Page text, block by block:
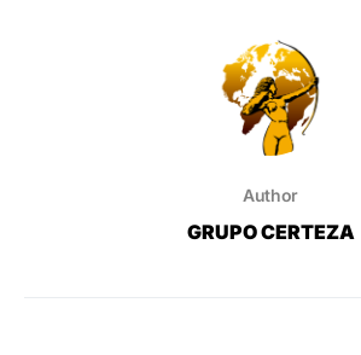
Author
GRUPO CERTEZA